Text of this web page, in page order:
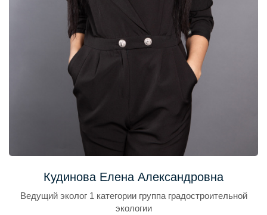
Кудинова Елена Александровна
Ведущий эколог 1 категории группа градостроительной
экологии